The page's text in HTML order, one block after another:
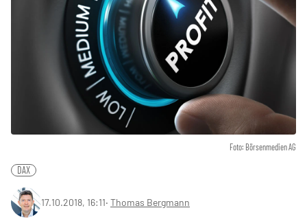
Foto: Börsenmedien AG
DAX
17.10.2018, 16:11‧ Thomas Bergmann